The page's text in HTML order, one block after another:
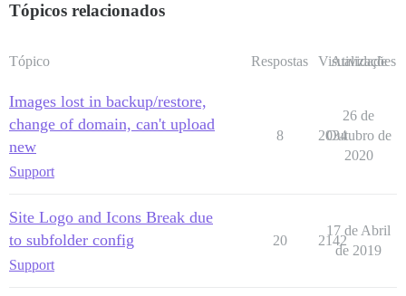
Tópicos relacionados
Tópico Respostas Visualizações
Atividade
Images lost in backup/restore,
change of domain, can't upload
new
Support
8 2034
26 de
Outubro de
2020
Site Logo and Icons Break due
to subfolder config
Support
20 2142
17 de Abril
de 2019